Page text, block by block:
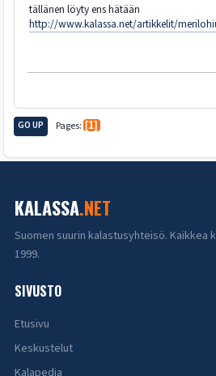
tällänen löyty ens hätään
http://www.kalassa.net/artikkelit/
GO UP Pages 1
KALASSA.NET
Suomen suurin kalastusyhteisö. Kaikkea
1999.
SIVUSTO
Etusivu
Keskustelut
Kalapedia